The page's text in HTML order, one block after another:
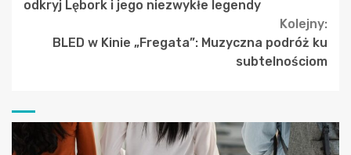
odkryj Lębork i jego niezwykłe legendy
Kolejny:
BLED w Kinie „Fregata”: Muzyczna podróż ku
subtelnościom